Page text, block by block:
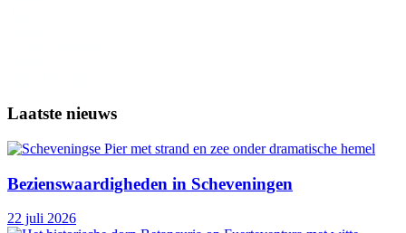
Laatste nieuws
Bezienswaardigheden in Scheveningen
22 juli 2026